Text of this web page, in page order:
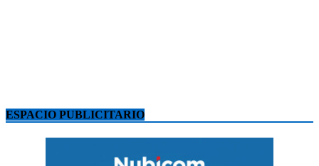
ESPACIO PUBLICITARIO